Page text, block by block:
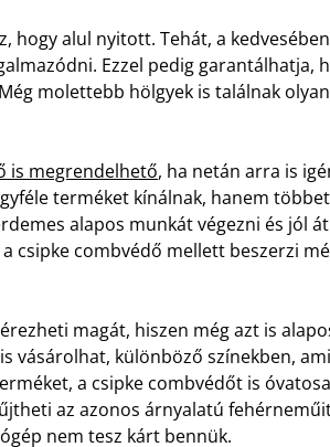
hogy alul nyitott. Tehát, a
Ezzel pedig garantálhatja,
molettebb hölgyek is találnak
is megrendelhető, ha netán arra is
terméket kínálnak, hanem
alapos munkát végezni és jól
csipke combvédő mellett beszerzi
magát, hiszen még azt is
vásárolhat, különböző színekben,
a csipke combvédőt is
az azonos árnyalatú
nem tesz kárt bennük.